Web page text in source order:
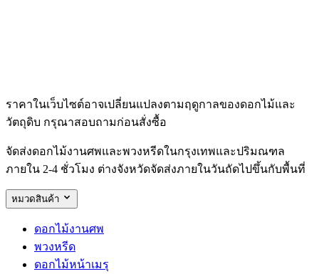
ราคาในเว็บไซต์อาจเปลี่ยนแปลงตามฤดูกาลของดอกไม้และ
วัตถุดิบ กรุณาสอบถามก่อนสั่งซื้อ
จัดส่งดอกไม้งานศพและพวงหรีดในกรุงเทพและปริมณฑล
ภายใน 2-4 ชั่วโมง ต่างจังหวัดจัดส่งภายในวันถัดไปขึ้นกับพื้นที่
หมวดสินค้า
ดอกไม้งานศพ
พวงหรีด
ดอกไม้หน้าเมรุ